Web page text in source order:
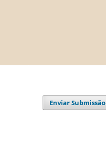
Enviar Submissão